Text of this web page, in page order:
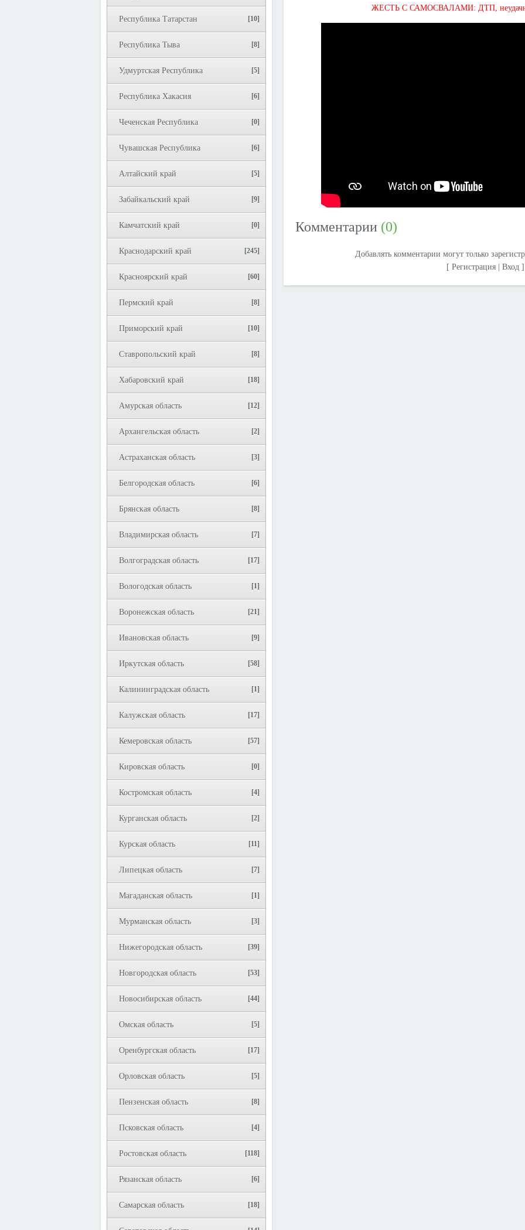
Республика Татарстан [10]
Республика Тыва [8]
Удмуртская Республика [5]
Республика Хакасия [6]
Чеченская Республика [0]
Чувашская Республика [6]
Алтайский край [5]
Забайкальский край [9]
Камчатский край [0]
Краснодарский край [245]
Красноярский край [60]
Пермский край [8]
Приморский край [10]
Ставропольский край [8]
Хабаровский край [18]
Амурская область [12]
Архангельская область [2]
Астраханская область [3]
Белгородская область [6]
Брянская область [8]
Владимирская область [7]
Волгоградская область [17]
Вологодская область [1]
Воронежская область [21]
Ивановская область [9]
Иркутская область [58]
Калининградская область [1]
Калужская область [17]
Кемеровская область [57]
Кировская область [0]
Костромская область [4]
Курганская область [2]
Курская область [11]
Липецкая область [7]
Магаданская область [1]
Мурманская область [3]
Нижегородская область [39]
Новгородская область [53]
Новосибирская область [44]
Омская область [5]
Оренбургская область [17]
Орловская область [5]
Пензенская область [8]
Псковская область [4]
Ростовская область [118]
Рязанская область [6]
Самарская область [18]
ЖЕСТЬ С САМОСВАЛАМИ: ДТП,
Комментарии (0)
Добавлять комментарии могут только
[ Регистрация| Вход]